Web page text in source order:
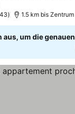
43 1.5 km bis Zentrum
aus, um die genauen